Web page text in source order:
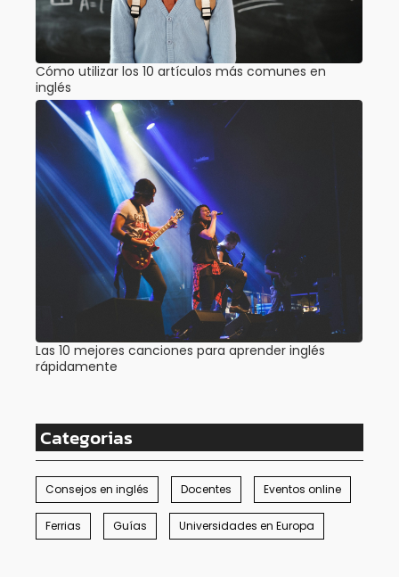
Cómo utilizar los 10 artículos más comunes en
inglés
Las 10 mejores canciones para aprender inglés
rápidamente
Categorias
Consejos en inglés Docentes Eventos online
Ferrias Guías Universidades en Europa